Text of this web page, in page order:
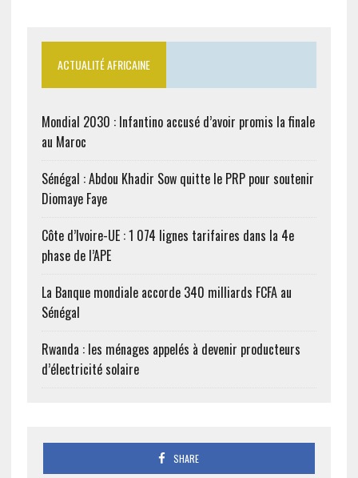
ACTUALITÉ AFRICAINE
Mondial 2030 : Infantino accusé d’avoir promis la finale
au Maroc
Sénégal : Abdou Khadir Sow quitte le PRP pour soutenir
Diomaye Faye
Côte d’Ivoire-UE : 1 074 lignes tarifaires dans la 4e
phase de l’APE
La Banque mondiale accorde 340 milliards FCFA au
Sénégal
Rwanda : les ménages appelés à devenir producteurs
d’électricité solaire
SHARE